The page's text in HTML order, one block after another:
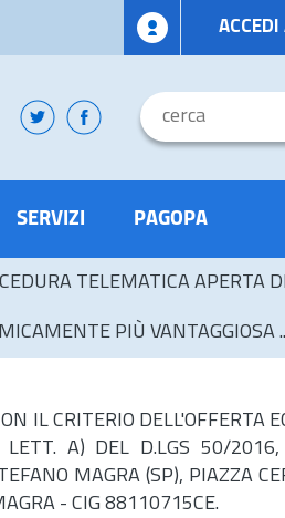
SERVIZI PAGOPA
TELEMATICA APERTA DI
PIÙ VANTAGGIOSA
IL CRITERIO DELL'OFFERTA
LETT. A) DEL D.LGS 50/2016,
MAGRA (SP), PIAZZA
- CIG 88110715CE.